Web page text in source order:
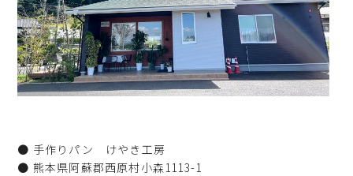
● 手作りパン けやき工房
● 熊本県阿蘇郡西原村小森1113-1